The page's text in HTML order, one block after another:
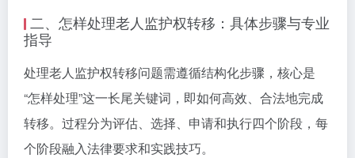
二、怎样处理老人监护权转移：具体步骤与专业
指导
处理老人监护权转移问题需遵循结构化步骤，核心是
“怎样处理”这一长尾关键词，即如何高效、合法地完成
转移。过程分为评估、选择、申请和执行四个阶段，每
个阶段融入法律要求和实践技巧。